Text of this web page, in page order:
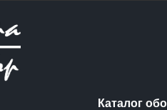
Каталог